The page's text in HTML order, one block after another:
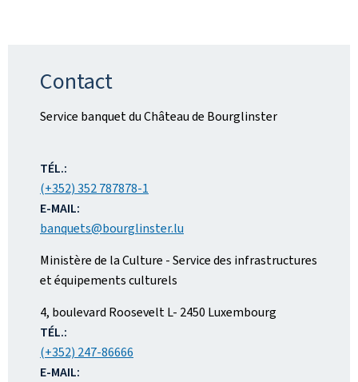
Contact
Service banquet du Château de Bourglinster
:TÉL.:
(+352) 352 787878-1
E-MAIL:
banquets@bourglinster.lu
Ministère de la Culture - Service des infrastructures
et équipements culturels
ADRESSE
:
4, boulevard RooseveltL- 2450 Luxembourg
TÉL.:
(+352) 247-86666
E-MAIL: